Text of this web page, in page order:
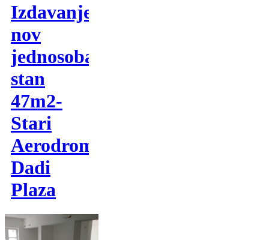
Izdavanje,
nov
jednosoban
stan
47m2-
Stari
Aerodrom-
Dadi
Plaza